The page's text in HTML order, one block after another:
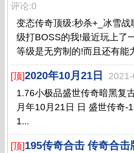
评论:0
变态传奇顶级:秒杀+_冰雪
级打BOSS的我!最近玩上了
等级是无穷制的!而且还有能
[顶]2020年10月21日
1.76小极品盛世传奇暗黑复
月年10月21日 日 盛世传奇
1...
[顶]195传奇合击 传奇合